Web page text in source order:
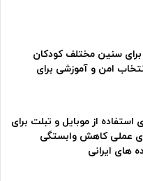
سنین مختلف کودکان
امن و آموزشی برای
از موبایل و تبلت برای
عملی کاهش وابستگی
های ایرانی